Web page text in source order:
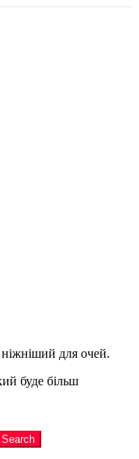
для очей.
буде більш
Search